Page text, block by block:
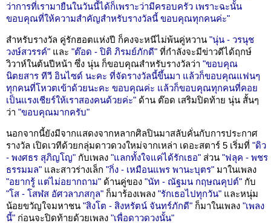
ว่าการที่เรามายืนในวันนี้ได้ก็เพราะว่ามีครอบครัว เพราะฉะนั้น
ขอบคุณที่ให้ความสำคัญสำหรับรางวัลนี้ ขอบคุณทุกคนค่ะ"
สำหรับรางวัล คู่รักฮอตแห่งปี ก็คงจะหนีไม่พ้นคู่หวาน "นุ่น - วรนุช
วงษ์สวรรค์" และ "ต๊อด - ปิติ ภิรมย์ภักดี" ที่กำลังจะมีข่าวดีได้ฤกษ์
วิวาห์ในต้นปีหน้า ซึ่ง นุ่น ก็ขอบคุณสำหรับรางวัลว่า "ขอบคุณ
นิตยสาร ทีวี อินไซด์ นะคะ ที่จัดรางวัลนี้ขึ้นมา แล้วก็ขอบคุณแฟนๆ
ทุกคนที่โหวตเข้าด้วยนะคะ ขอบคุณค่ะ แล้วก็ขอบคุณทุกคนที่คอย
เป็นแรงเชียร์ให้เราสองคนด้วยค่ะ" ด้าน ต๊อด เสริมปิดท้าย นุ่น สั้นๆ
ว่า "ขอบคุณมากครับ"
นอกจากนี้ยังมีจากแสดงจากหลากศิลปินมาสลับคั่นกับการประกาศ
รางวัล เปิดเวทีด้วยกลุ่มดาวดวงใหม่จากเหล่า เดอะสตาร์ 5 เริ่มที่ "ดิว
- พงศธร สุภิญโญ" กับเพลง "แลกทั้งใจแค่ได้รักเธอ" ส่วน "ฟลุค - พชร
ธรรมมล" และสาวร่างเล็ก "กิ่ง - เหมือนแพร พานะบุตร" มาในเพลง
"อยากรู้ แต่ไม่อยากถาม" ด้านคู่ของ "นัท - ณัฐมน กฤษณคุปต์" กับ
"โส - โสฬส อัศวลาภสกุล" ก็มาร้องเพลง "รักเธอไปทุกวัน" และหนุ่ม
น้อยขวัญใจมหาชน "สิงโต - สิงหรัตน์ จันทร์ภักดี" ก็มาในเพลง "เพลง
นี้" ก่อนจะปิดท้ายด้วยเพลง "เพื่อดาวดวงนั้น"